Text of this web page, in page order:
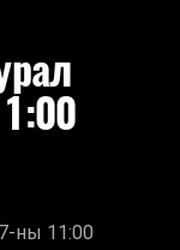
ны 11:00